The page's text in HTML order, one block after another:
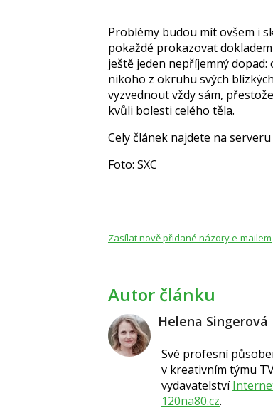
Problémy budou mít ovšem i
pokaždé prokazovat
ještě jeden nepříjemný
nikoho z okruhu svých
vyzvednout vždy sám,
kvůli bolesti celého těla.
Cely článek najdete na serveru
Foto: SXC
Zasílat nově přidané názory e-mailem
Autor článku
Helena Singerová
Své profesní
v kreativním týmu
vydavatelství
120na80.cz.